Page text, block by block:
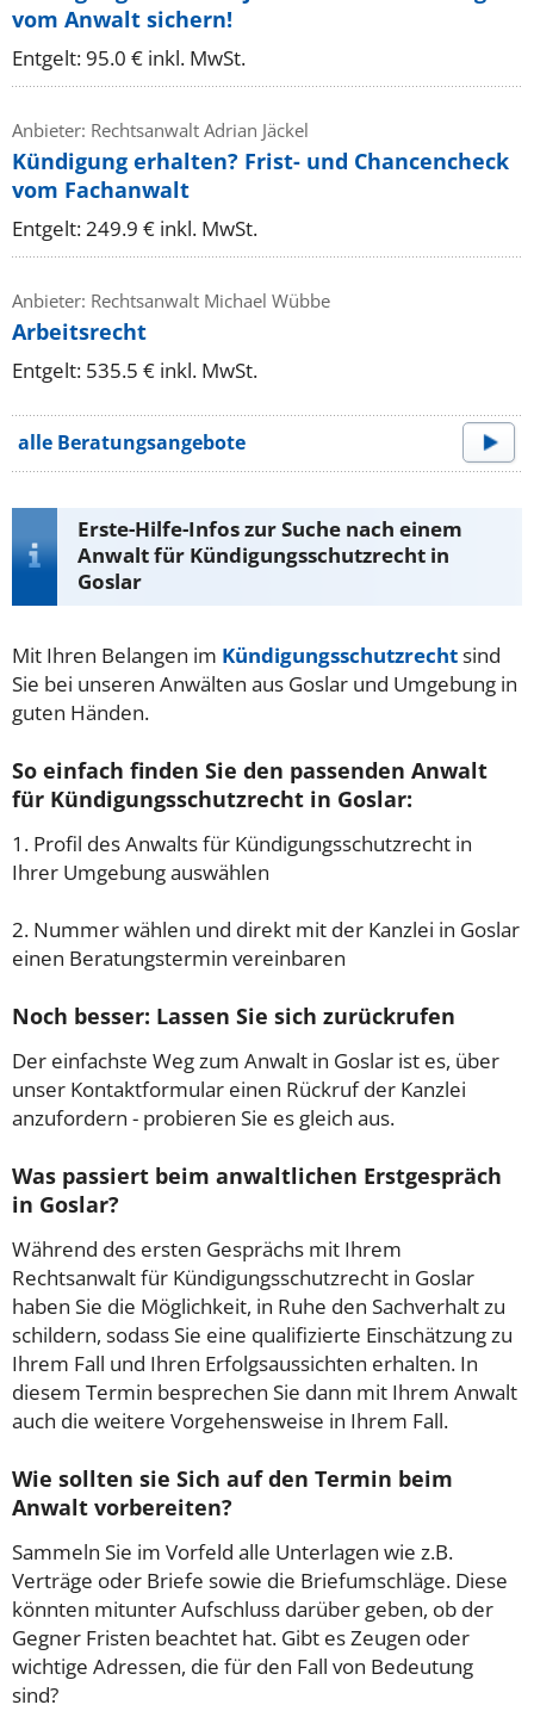
vom Anwalt sichern!
Entgelt: 95.0 € inkl. MwSt.
Anbieter: Rechtsanwalt Adrian Jäckel
Kündigung erhalten? Frist- und Chancencheck
vom Fachanwalt
Entgelt: 249.9 € inkl. MwSt.
Anbieter: Rechtsanwalt Michael Wübbe
Arbeitsrecht
Entgelt: 535.5 € inkl. MwSt.
alle Beratungsangebote
Erste-Hilfe-Infos zur Suche nach einem
Anwalt für Kündigungsschutzrecht in
Goslar
Mit Ihren Belangen im Kündigungsschutzrechtsind
Sie bei unseren Anwälten aus Goslar und Umgebung in
guten Händen.
So einfach finden Sie den passenden Anwalt
für Kündigungsschutzrecht in Goslar:
1. Profil des Anwalts für Kündigungsschutzrecht in
Ihrer Umgebung auswählen
2. Nummer wählen und direkt mit der Kanzlei in Goslar
einen Beratungstermin vereinbaren
Noch besser: Lassen Sie sich zurückrufen
Der einfachste Weg zum Anwalt in Goslar ist es, über
unser Kontaktformular einen Rückruf der Kanzlei
anzufordern - probieren Sie es gleich aus.
Was passiert beim anwaltlichen Erstgespräch
in Goslar?
Während des ersten Gesprächs mit Ihrem
Rechtsanwalt für Kündigungsschutzrecht in Goslar
haben Sie die Möglichkeit, in Ruhe den Sachverhalt zu
schildern, sodass Sie eine qualifizierte Einschätzung zu
Ihrem Fall und Ihren Erfolgsaussichten erhalten. In
diesem Termin besprechen Sie dann mit Ihrem Anwalt
auch die weitere Vorgehensweise in Ihrem Fall.
Wie sollten sie Sich auf den Termin beim
Anwalt vorbereiten?
Sammeln Sie im Vorfeld alle Unterlagen wie z.B.
Verträge oder Briefe sowie die Briefumschläge. Diese
könnten mitunter Aufschluss darüber geben, ob der
Gegner Fristen beachtet hat. Gibt es Zeugen oder
wichtige Adressen, die für den Fall von Bedeutung
sind?